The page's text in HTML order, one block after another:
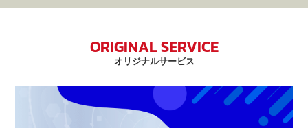
ORIGINAL SERVICE
オリジナルサービス